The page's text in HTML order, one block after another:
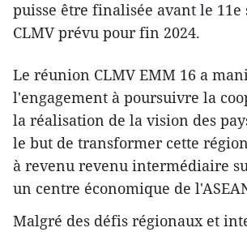
puisse être finalisée avant le 11e
CLMV prévu pour fin 2024.
Le réunion CLMV EMM 16 a
l'engagement à poursuivre la
la réalisation de la vision des
le but de transformer cette
à revenu revenu intermédiaire
un centre économique de
Malgré des défis régionaux et